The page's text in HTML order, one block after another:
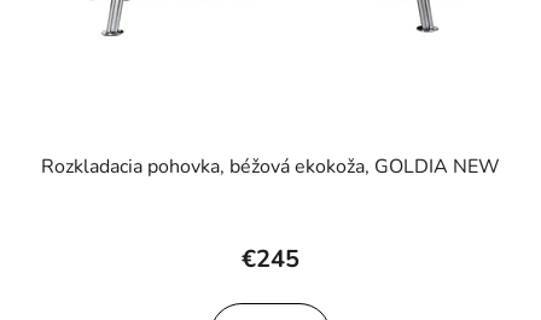
Rozkladacia pohovka, béžová ekokoža, GOLDIA NEW
€245